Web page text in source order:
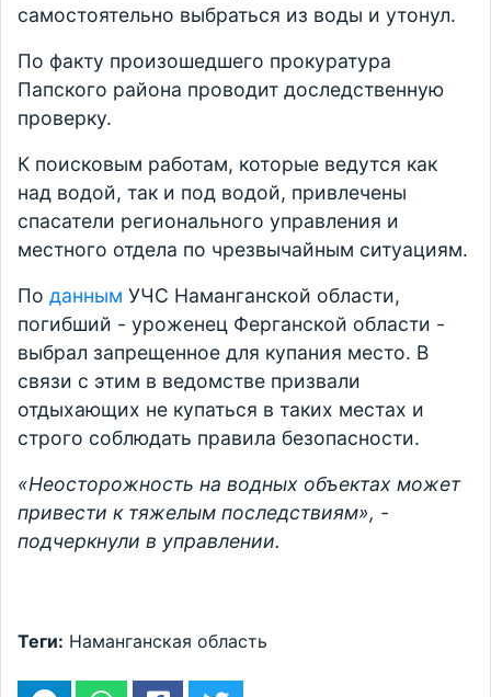
самостоятельно выбраться из воды и утонул.
По факту произошедшего прокуратура
Папского района проводит доследственную
проверку.
К поисковым работам, которые ведутся как
над водой, так и под водой, привлечены
спасатели регионального управления и
местного отдела по чрезвычайным ситуациям.
По данным УЧС Наманганской области,
погибший - уроженец Ферганской области -
выбрал запрещенное для купания место. В
связи с этим в ведомстве призвали
отдыхающих не купаться в таких местах и
строго соблюдать правила безопасности.
«Неосторожность на водных объектах может
привести к тяжелым последствиям», -
подчеркнули в управлении.
Теги: Наманганская область